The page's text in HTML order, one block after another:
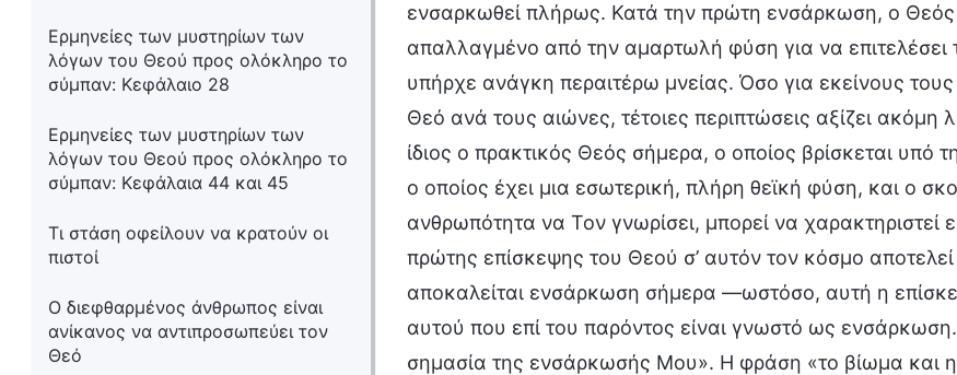
Ερμηνείες των μυστηρίων των
λόγων του Θεού προς ολόκληρο το
σύμπαν: Κεφάλαιο 28
Ερμηνείες των μυστηρίων των
λόγων του Θεού προς ολόκληρο το
σύμπαν: Κεφάλαια 44 και 45
Τι στάση οφείλουν να κρατούν οι
πιστοί
Ο διεφθαρμένος άνθρωπος είναι
ανίκανος να αντιπροσωπεύει τον
Θεό
ενσαρκωθεί πλήρως. Κατά την πρώτη ενσάρκωση, ο
απαλλαγμένο από την αμαρτωλή φύση για να
υπήρχε ανάγκη περαιτέρω μνείας. Όσο για εκείνους
Θεό ανά τους αιώνες, τέτοιες περιπτώσεις αξίζει
ίδιος ο πρακτικός Θεός σήμερα, ο οποίος βρίσκεται
ο οποίος έχει μια εσωτερική, πλήρη θεϊκή φύση, και ο
ανθρωπότητα να Τον γνωρίσει, μπορεί να
πρώτης επίσκεψης του Θεού σ’ αυτόν τον κόσμο
αποκαλείται ενσάρκωση σήμερα —ωστόσο, αυτή η
αυτού που επί του παρόντος είναι γνωστό ως
σημασία της ενσάρκωσής Μου». Η φράση «το βίωμα και